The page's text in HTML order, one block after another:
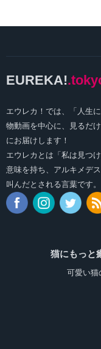
EUREKA!
エウレカ！では、「人生
物動画を中心に、見るだ
にお届けします！
エウレカとは「私は見つ
意味を持ち、アルキメデ
叫んだとされる言葉です。
猫にもっと
可愛い猫